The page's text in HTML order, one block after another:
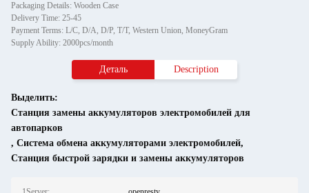
Packaging Details: Wooden Case
Delivery Time: 25-45
Payment Terms: L/C, D/A, D/P, T/T, Western Union, MoneyGram
Supply Ability: 2000pcs/month
Деталь Description
Выделить:
Станция замены аккумуляторов электромобилей для
автопарков
, Система обмена аккумуляторами электромобилей,
Станция быстрой зарядки и замены аккумуляторов